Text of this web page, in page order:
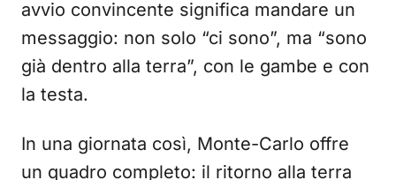
avvio convincente significa mandare un
messaggio: non solo “ci sono”, ma “sono
già dentro alla terra”, con le gambe e con
la testa.
In una giornata così, Monte-Carlo offre
un quadro completo: il ritorno alla terra